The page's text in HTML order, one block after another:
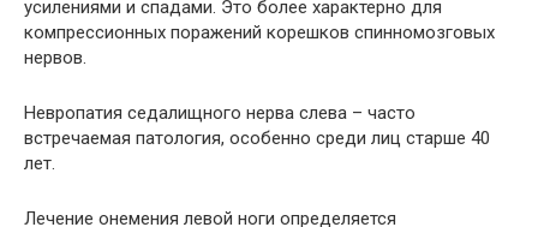
усилениями и спадами. Это более характерно для
компрессионных поражений корешков спинномозговых
нервов.
Невропатия седалищного нерва слева – часто
встречаемая патология, особенно среди лиц старше 40
лет.
Лечение онемения левой ноги определяется